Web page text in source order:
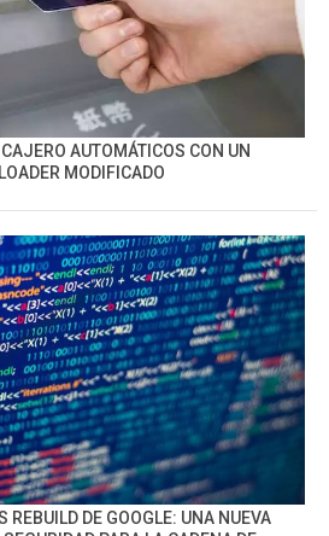
AUTOMÁTICOS CON UN
MODIFICADO
REBUILD DE GOOGLE: UNA NUEVA